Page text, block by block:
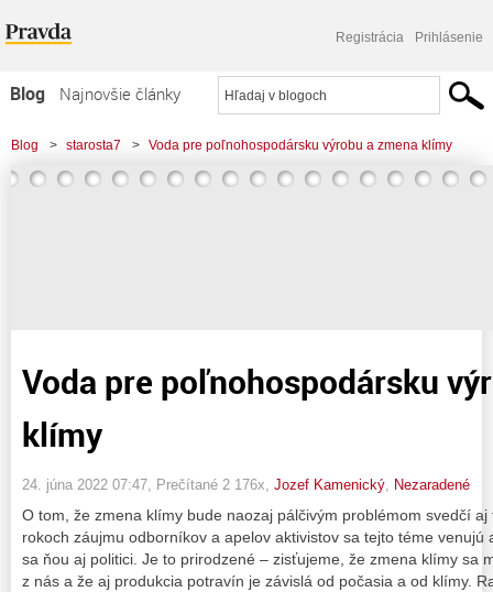
Registrácia Prihlásenie
Blog
Najnovšie články
Najčítanejšie články
Najkomentovanejšie články
Blog > starosta7 > Voda pre poľnohospodársku výrobu a zmena klímy
Voda pre poľnohospodársku
klímy
24. júna 2022 07:47 , Prečítané 2 176x, Jozef Kamenický Nezaradené
O tom, že zmena klímy bude naozaj pálčivým problémom svedčí
rokoch záujmu odborníkov a apelov aktivistov sa tejto téme venujú
sa ňou aj politici. Je to prirodzené – zisťujeme, že zmena klímy sa
z nás a že aj produkcia potravín je závislá od počasia a od klímy.